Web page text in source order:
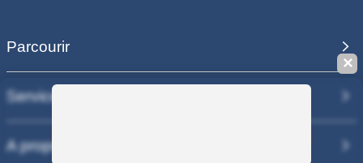
Parcourir
Services
A propos
✕